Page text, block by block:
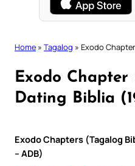
Home » Tagalog » Exodo
Exodo Chapter
Dating Biblia
Exodo Chapters (Tagalog
– ADB)